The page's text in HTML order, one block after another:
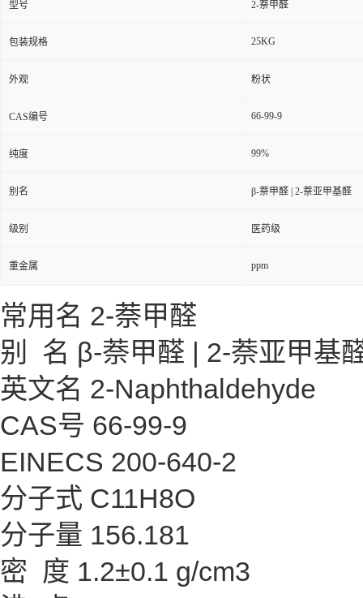
型号 2-萘甲醛
包装规格 25KG
外观 粉状
CAS编号 66-99-9
纯度 99%
别名 β-萘甲醛 | 2-萘亚甲基醛
级别 医药级
重金属 ppm
常用名 2-萘甲醛
别 名 β-萘甲醛 | 2-萘亚甲基
英文名 2-Naphthaldehyde
CAS号 66-99-9
EINECS 200-640-2
分子式 C11H8O
分子量 156.181
密 度 1.2±0.1 g/cm3